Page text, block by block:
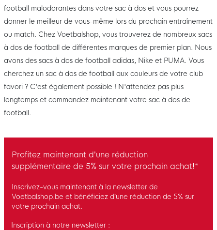
football malodorantes dans votre sac à dos et vous pourrez
donner le meilleur de vous-même lors du prochain entraînement
ou match. Chez Voetbalshop, vous trouverez de nombreux sacs
à dos de football de différentes marques de premier plan. Nous
avons des sacs à dos de football adidas, Nike et PUMA. Vous
cherchez un sac à dos de football aux couleurs de votre club
favori ? C'est également possible ! N'attendez pas plus
longtemps et commandez maintenant votre sac à dos de
football.
Profitez maintenant d’une réduction
supplémentaire de 5% sur votre prochain achat!*
Inscrivez-vous maintenant à la newsletter de
Voetbalshop.be et bénéficiez d’une réduction de 5% sur
votre prochain achat.
Inscription à notre newsletter :